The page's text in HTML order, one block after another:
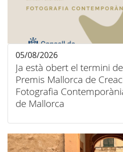
Ja està obert el termini
Premis Mallorca de
Fotografia
de Mallorca
05/08/2026